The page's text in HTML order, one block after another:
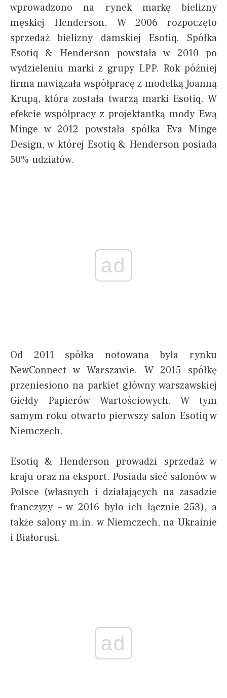
wprowadzono na rynek markę bielizny
męskiej Henderson. W 2006 rozpoczęto
sprzedaż bielizny damskiej Esotiq. Spółka
Esotiq & Henderson powstała w 2010 po
wydzieleniu marki z grupy LPP. Rok później
firma nawiązała współpracę z modelką Joanną
Krupą, która została twarzą marki Esotiq. W
efekcie współpracy z projektantką mody Ewą
Minge w 2012 powstała spółka Eva Minge
Design, w której Esotiq & Henderson posiada
50% udziałów.
ad
Od 2011 spółka notowana była rynku
NewConnect w Warszawie. W 2015 spółkę
przeniesiono na parkiet główny warszawskiej
Giełdy Papierów Wartościowych. W tym
samym roku otwarto pierwszy salon Esotiq w
Niemczech.
Esotiq & Henderson prowadzi sprzedaż w
kraju oraz na eksport. Posiada sieć salonów w
Polsce (własnych i działających na zasadzie
franczyzy – w 2016 było ich łącznie 253), a
także salony m.in. w Niemczech, na Ukrainie
i Białorusi.
ad